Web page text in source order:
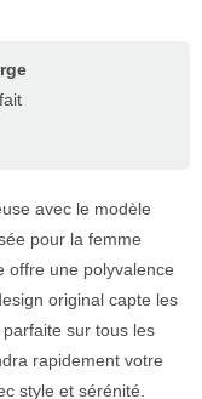
avec le modèle
pour la femme
offre une polyvalence
original capte les
sur tous les
rapidement votre
style et sérénité.